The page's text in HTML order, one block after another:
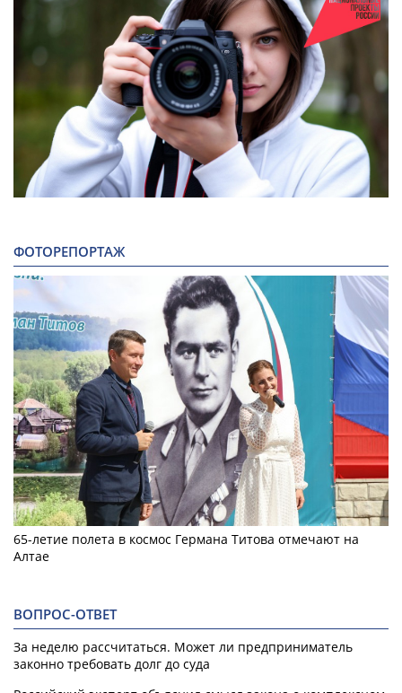
ФОТОРЕПОРТАЖ
65-летие полета в космос Германа Титова отмечают на
Алтае
ВОПРОС-ОТВЕТ
За неделю рассчитаться. Может ли предприниматель
законно требовать долг до суда